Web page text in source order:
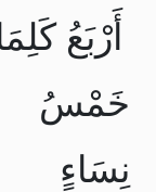
أَرْبَعُ
خَمْسُ
نِسَاءٍ